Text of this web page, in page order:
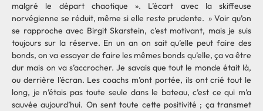
malgré le départ chaotique ». L’écart avec la skiffeuse
norvégienne se réduit, même si elle reste prudente. » Voir qu’on
se rapproche avec Birgit Skarstein, c’est motivant, mais je suis
toujours sur la réserve. En un an on sait qu’elle peut faire des
bonds, on va essayer de faire les mêmes bonds qu’elle, ça va être
dur mais on va s’accrocher. Je savais que tout le monde était là,
ou derrière l’écran. Les coachs m’ont portée, ils ont crié tout le
long, je n’étais pas toute seule dans le bateau, c’est ce qui m’a
sauvée aujourd’hui. On sent toute cette positivité ; ça transmet